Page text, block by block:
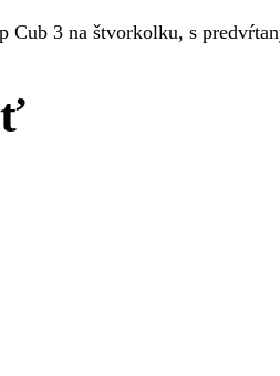
Cub 3 na štvorkolku, s